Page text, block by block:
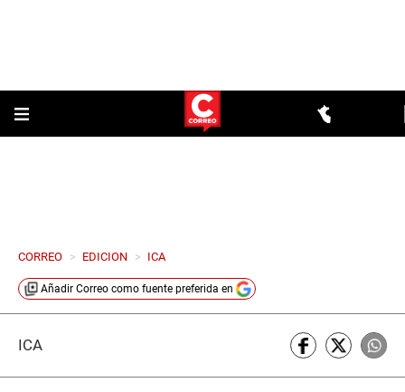
CORREO > EDICION > ICA
Añadir Correo como fuente preferida en
ICA